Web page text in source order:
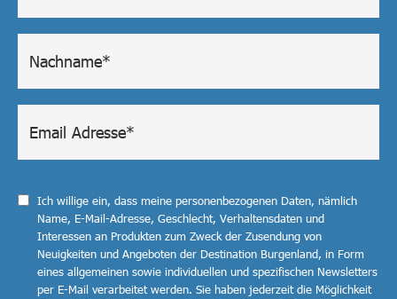
Ich willige ein, dass meine personenbezogenen Daten, nämlich
Name, E-Mail-Adresse, Geschlecht, Verhaltensdaten und
Interessen an Produkten zum Zweck der Zusendung von
Neuigkeiten und Angeboten der Destination Burgenland, in Form
eines allgemeinen sowie individuellen und spezifischen Newsletters
per E-Mail verarbeitet werden. Sie haben jederzeit die Möglichkeit